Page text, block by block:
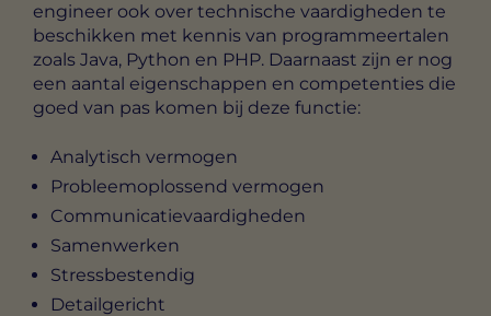
engineer ook over technische vaardigheden te
beschikken met kennis van programmeertalen
zoals Java, Python en PHP. Daarnaast zijn er nog
een aantal eigenschappen en competenties die
goed van pas komen bij deze functie:
Analytisch vermogen
Probleemoplossend vermogen
Communicatievaardigheden
Samenwerken
Stressbestendig
Detailgericht